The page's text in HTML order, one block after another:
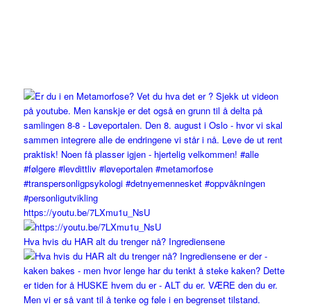
https://youtu.be/7LXmu1u_NsU
Hva hvis du HAR alt du trenger nå? Ingrediensene